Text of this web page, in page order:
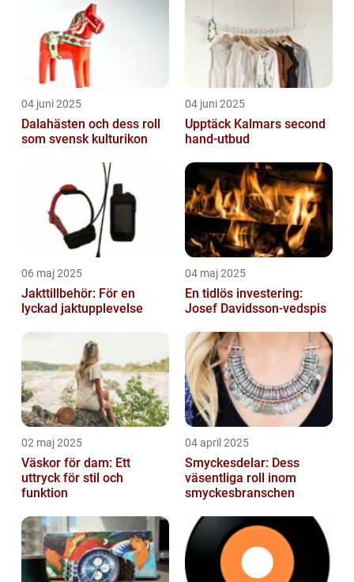
04 juni 2025
Dalahästen och dess roll
som svensk kulturikon
04 juni 2025
Upptäck Kalmars second
hand-utbud
06 maj 2025
Jakttillbehör: För en
lyckad jaktupplevelse
04 maj 2025
En tidlös investering:
Josef Davidsson-vedspis
02 maj 2025
Väskor för dam: Ett
uttryck för stil och
funktion
04 april 2025
Smyckesdelar: Dess
väsentliga roll inom
smyckesbranschen